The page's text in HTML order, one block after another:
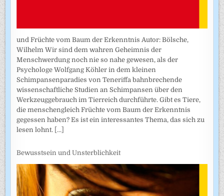
und Früchte vom Baum der Erkenntnis Autor: Bölsche,
Wilhelm Wir sind dem wahren Geheimnis der
Menschwerdung noch nie so nahe gewesen, als der
Psychologe Wolfgang Köhler in dem kleinen
Schimpansenparadies von Teneriffa bahnbrechende
wissenschaftliche Studien an Schimpansen über den
Werkzeuggebrauch im Tierreich durchführte. Gibt es Tiere,
die menschengleich Früchte vom Baum der Erkenntnis
gegessen haben? Es ist ein interessantes Thema, das sich zu
lesen lohnt. [...]
Bewusstsein und Unsterblichkeit